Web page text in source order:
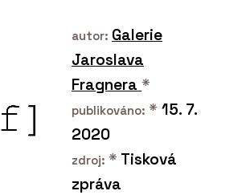
Nový parkovací dům v
Ostravě bude mít hřiště
na střeše a nabídne místa
pro auta, lidi i zeleň
autor: Galerie
Jaroslava
Fragnera *
publikováno: * 15. 7.
2020
zdroj: * Tisková
zpráva